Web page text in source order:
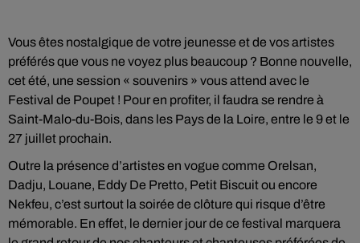
Vous êtes nostalgique de votre jeunesse et de vos artistes
préférés que vous ne voyez plus beaucoup ? Bonne nouvelle,
cet été, une session « souvenirs » vous attend avec le
Festival de Poupet ! Pour en profiter, il faudra se rendre à
Saint-Malo-du-Bois, dans les Pays de la Loire, entre le 9 et le
27 juillet prochain.
Outre la présence d’artistes en vogue comme Orelsan,
Dadju, Louane, Eddy De Pretto, Petit Biscuit ou encore
Nekfeu, c’est surtout la soirée de clôture qui risque d’être
mémorable. En effet, le dernier jour de ce festival marquera